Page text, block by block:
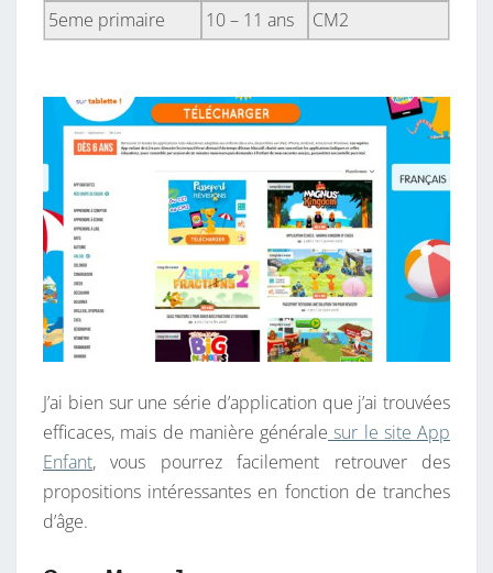
5eme primaire
10 – 11 ans CM2
J’ai bien sur une série d’application que j’ai trouvées
efficaces, mais de manière générale sur le site App
Enfant, vous pourrez facilement retrouver des
propositions intéressantes en fonction de tranches
d’âge.